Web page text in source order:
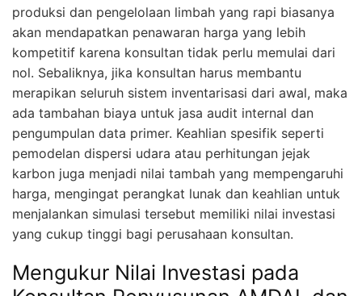
produksi dan pengelolaan limbah yang rapi biasanya
akan mendapatkan penawaran harga yang lebih
kompetitif karena konsultan tidak perlu memulai dari
nol. Sebaliknya, jika konsultan harus membantu
merapikan seluruh sistem inventarisasi dari awal, maka
ada tambahan biaya untuk jasa audit internal dan
pengumpulan data primer. Keahlian spesifik seperti
pemodelan dispersi udara atau perhitungan jejak
karbon juga menjadi nilai tambah yang mempengaruhi
harga, mengingat perangkat lunak dan keahlian untuk
menjalankan simulasi tersebut memiliki nilai investasi
yang cukup tinggi bagi perusahaan konsultan.
Mengukur Nilai Investasi pada